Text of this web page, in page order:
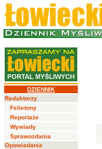
DZIENNIK
Redaktorzy
Felietony
Reportaże
Wywiady
Sprawozdania
Opowiadania